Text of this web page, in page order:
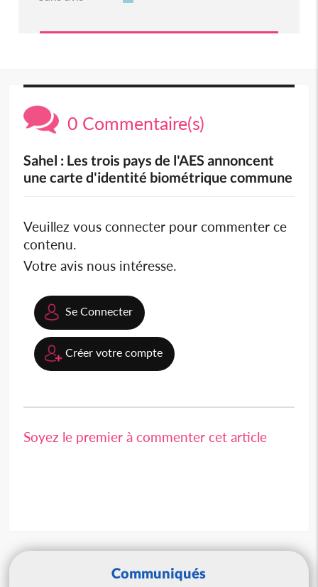
0 Commentaire(s)
Sahel : Les trois pays de l'AES annoncent
une carte d'identité biométrique commune
Veuillez vous connecter pour commenter ce
contenu.
Votre avis nous intéresse.
Se Connecter
Créer votre compte
Soyez le premier à commenter cet article
Communiqués